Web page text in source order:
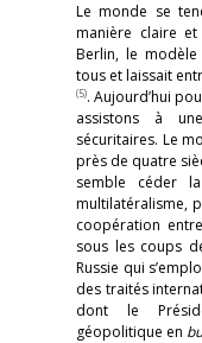
Le monde se
manière claire
Berlin, le modèle
tous et laissait
(5). Aujourd’hui
assistons à
sécuritaires. Le
près de quatre
semble céder
multilatéralisme,
coopération
sous les coups
Russie qui
des traités
dont le
géopolitique en